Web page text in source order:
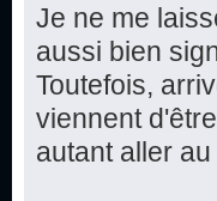
Je ne me
aussi bien
Toutefois,
viennent
autant aller